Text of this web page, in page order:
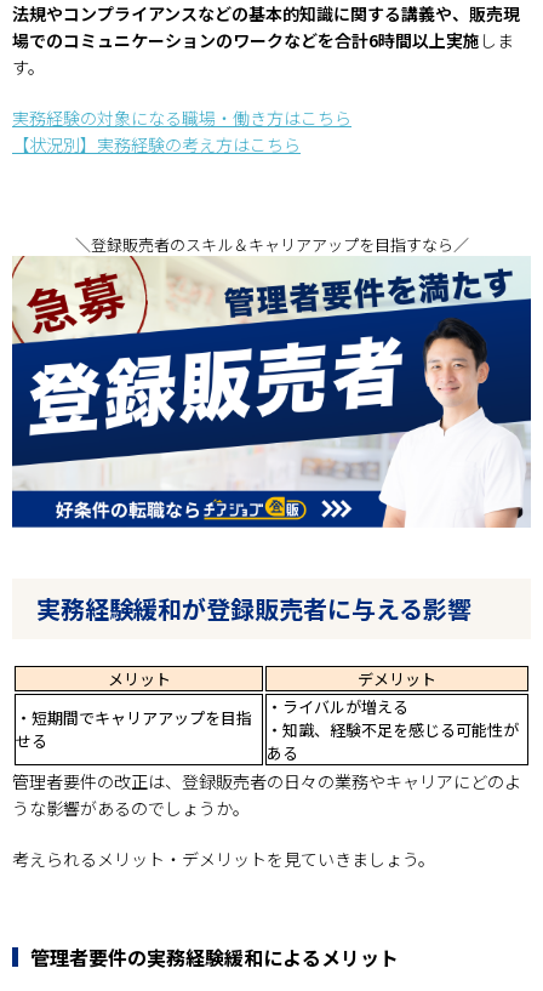
法規やコンプライアンスなどの基本的知識に関する講義や、販売現
場でのコミュニケーションのワークなどを合計6時間以上実施 しま
す。
実務経験の対象になる職場・働き方はこちら
【状況別】実務経験の考え方はこちら
＼登録販売者のスキル＆キャリアアップを目指すなら／
実務経験緩和が登録販売者に与える影響
メリット
デメリット
・短期間でキャリアアップを目指
せる
・ライバルが増える
・知識、経験不足を感じる可能性が
ある
管理者要件の改正は、登録販売者の日々の業務やキャリアにどのよ
うな影響があるのでしょうか。
考えられるメリット・デメリットを見ていきましょう。
管理者要件の実務経験緩和によるメリット